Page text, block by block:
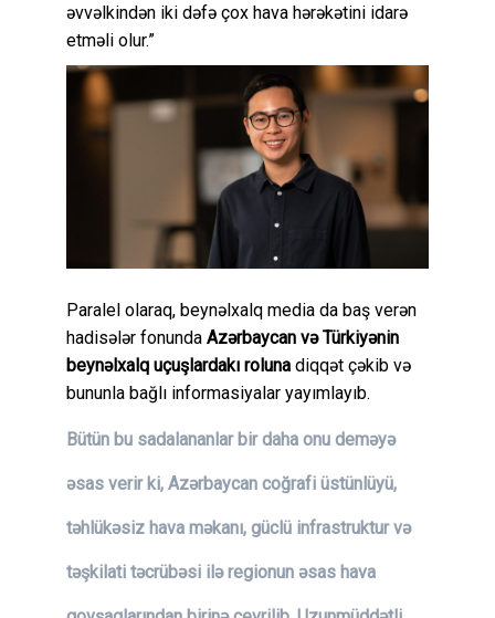
əvvəlkindən iki dəfə çox hava hərəkətini idarə
etməli olur.”
Paralel olaraq, beynəlxalq media da baş verən
hadisələr fonunda Azərbaycan və Türkiyənin
beynəlxalq uçuşlardakı roluna diqqət çəkib və
bununla bağlı informasiyalar yayımlayıb.
Bütün bu sadalananlar bir daha onu deməyə
əsas verir ki, Azərbaycan coğrafi üstünlüyü,
təhlükəsiz hava məkanı, güclü infrastruktur və
təşkilati təcrübəsi ilə regionun əsas hava